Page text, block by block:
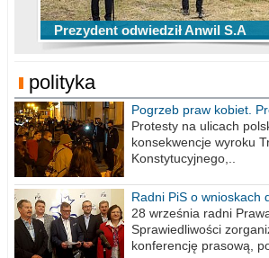
Prezydent odwiedził Anwil S.A
TOP 10 przechwytów Anwilu
w EBL w sezonie 2019/2020
TOP 5 rzutów Anwilu Włocławek
w sezonie 2019/2020
polityka
Pogrzeb praw kobiet.
biurem poselskim PiS
Protesty na ulicach
konsekwencje wyroku
Konstytucyjnego,..
Radni PiS o wnioskach
miasta na 2021 rok
28 września radni
Sprawiedliwości
konferencję prasową,